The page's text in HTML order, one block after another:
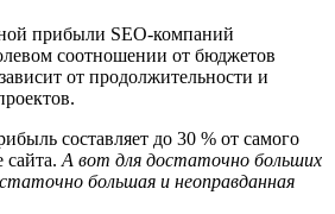
прибыли SEO-компаний
соотношении от бюджетов
от продолжительности и
составляет до 30 % от самого
сайта. А вот для достаточно больших
большая и неоправданная